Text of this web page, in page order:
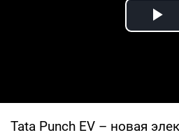
Tata Punch EV – новая